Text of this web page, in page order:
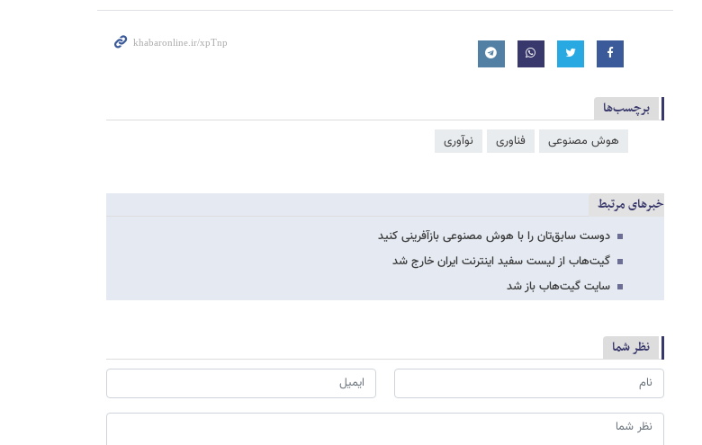
برچسب‌ها
هوش مصنوعی فناوری نوآوری
خبرهای مرتبط
دوست سابق‌تان را با هوش مصنوعی بازآفرینی کنید
گیت‌هاب از لیست سفید اینترنت ایران خارج شد
سایت گیت‌هاب باز شد
نظر شما